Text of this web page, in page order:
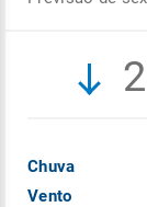
Chuva
Vento